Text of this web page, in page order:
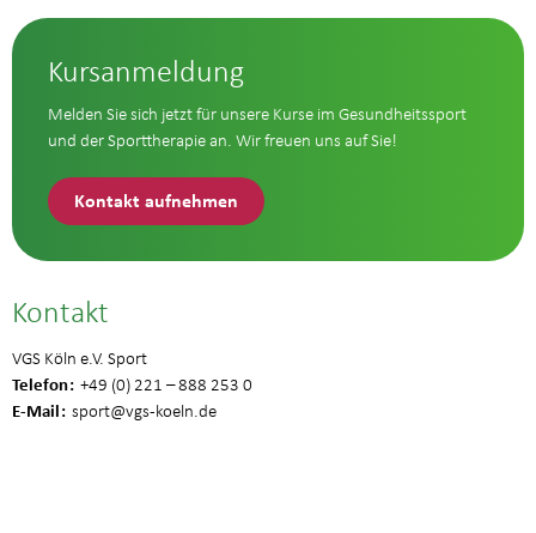
Kursanmeldung
Melden Sie sich jetzt für unsere Kurse im Gesundheitssport
und der Sporttherapie an. Wir freuen uns auf Sie!
Kontakt aufnehmen
Kontakt
VGS Köln e.V. Sport
Telefon +49 (0) 221 – 888 253 0
E-Mail sport@vgs-koeln.de